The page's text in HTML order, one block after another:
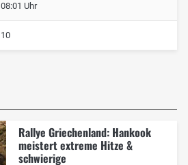
08:01 Uhr
10
Rallye Griechenland: Hankook
meistert extreme Hitze &
schwierige